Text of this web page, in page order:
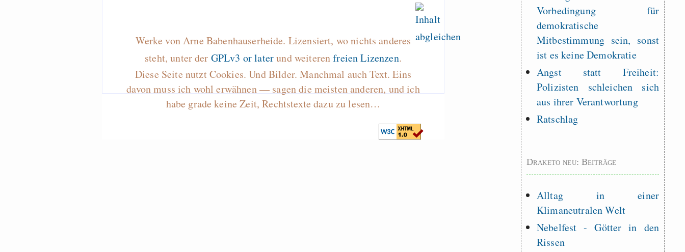
Werke von Arne Babenhauserheide. Lizensiert, wo nichts anderes
steht, unter der GPLv3 or laterund weiterenfreien Lizenzen.
Diese Seite nutzt Cookies. Und Bilder. Manchmal auch Text. Eins
davon muss ich wohl erwähnen — sagen die meisten anderen, und ich
habe grade keine Zeit, Rechtstexte dazu zu lesen…
Vorbedingung für
demokratische
Mitbestimmung sein, sonst
ist es keine Demokratie
Angst statt Freiheit:
Polizisten schleichen sich
aus ihrer Verantwortung
Ratschlag
Draketo neu: Beiträge
Alltag in einer
Klimaneutralen Welt
Nebelfest - Götter in den
Rissen